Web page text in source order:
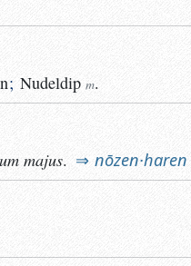
; Nudeldip m.
majus. nōzen·haren